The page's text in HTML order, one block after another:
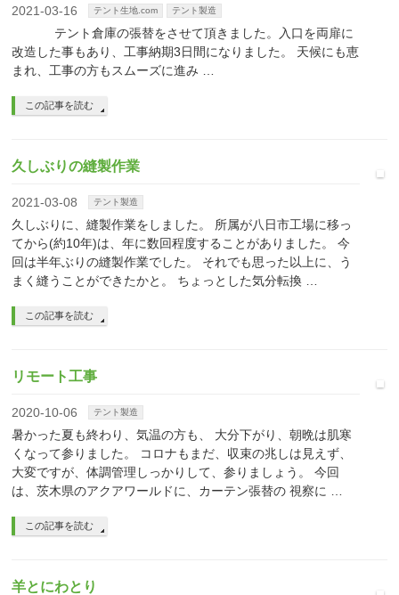
2021-03-16 テント生地.com テント製造
テント倉庫の張替をさせて頂きました。入口を両扉に
改造した事もあり、工事納期3日間になりました。 天候にも恵
まれ、工事の方もスムーズに進み …
この記事を読む
久しぶりの縫製作業
2021-03-08 テント製造
久しぶりに、縫製作業をしました。 所属が八日市工場に移っ
てから(約10年)は、年に数回程度することがありました。 今
回は半年ぶりの縫製作業でした。 それでも思った以上に、う
まく縫うことができたかと。 ちょっとした気分転換 …
この記事を読む
リモート工事
2020-10-06 テント製造
暑かった夏も終わり、気温の方も、 大分下がり、朝晩は肌寒
くなって参りました。 コロナもまだ、収束の兆しは見えず、
大変ですが、体調管理しっかりして、参りましょう。 今回
は、茨木県のアクアワールドに、カーテン張替の 視察に …
この記事を読む
羊とにわとり